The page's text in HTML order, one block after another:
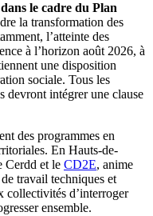
dans le cadre du Plan
la transformation des
l’atteinte des
à l’horizon août 2026, à
une disposition
sociale. Tous les
devront intégrer une clause
des programmes en
En Hauts-de-
Cerdd et le CD2E, anime
travail techniques et
collectivités d’interroger
ensemble.